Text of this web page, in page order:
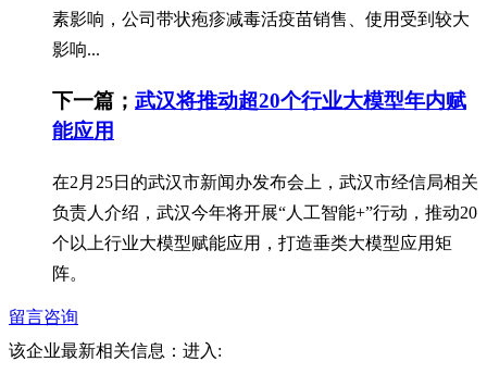
素影响，公司带状疱疹减毒活疫苗销售、使用受到较大
影响...
下一篇； 武汉将推动超20个行业大模型年内赋
能应用
在2月25日的武汉市新闻办发布会上，武汉市经信局相关
负责人介绍，武汉今年将开展“人工智能+”行动，推动20
个以上行业大模型赋能应用，打造垂类大模型应用矩
阵。
留言咨询
该企业最新相关信息： 进入: